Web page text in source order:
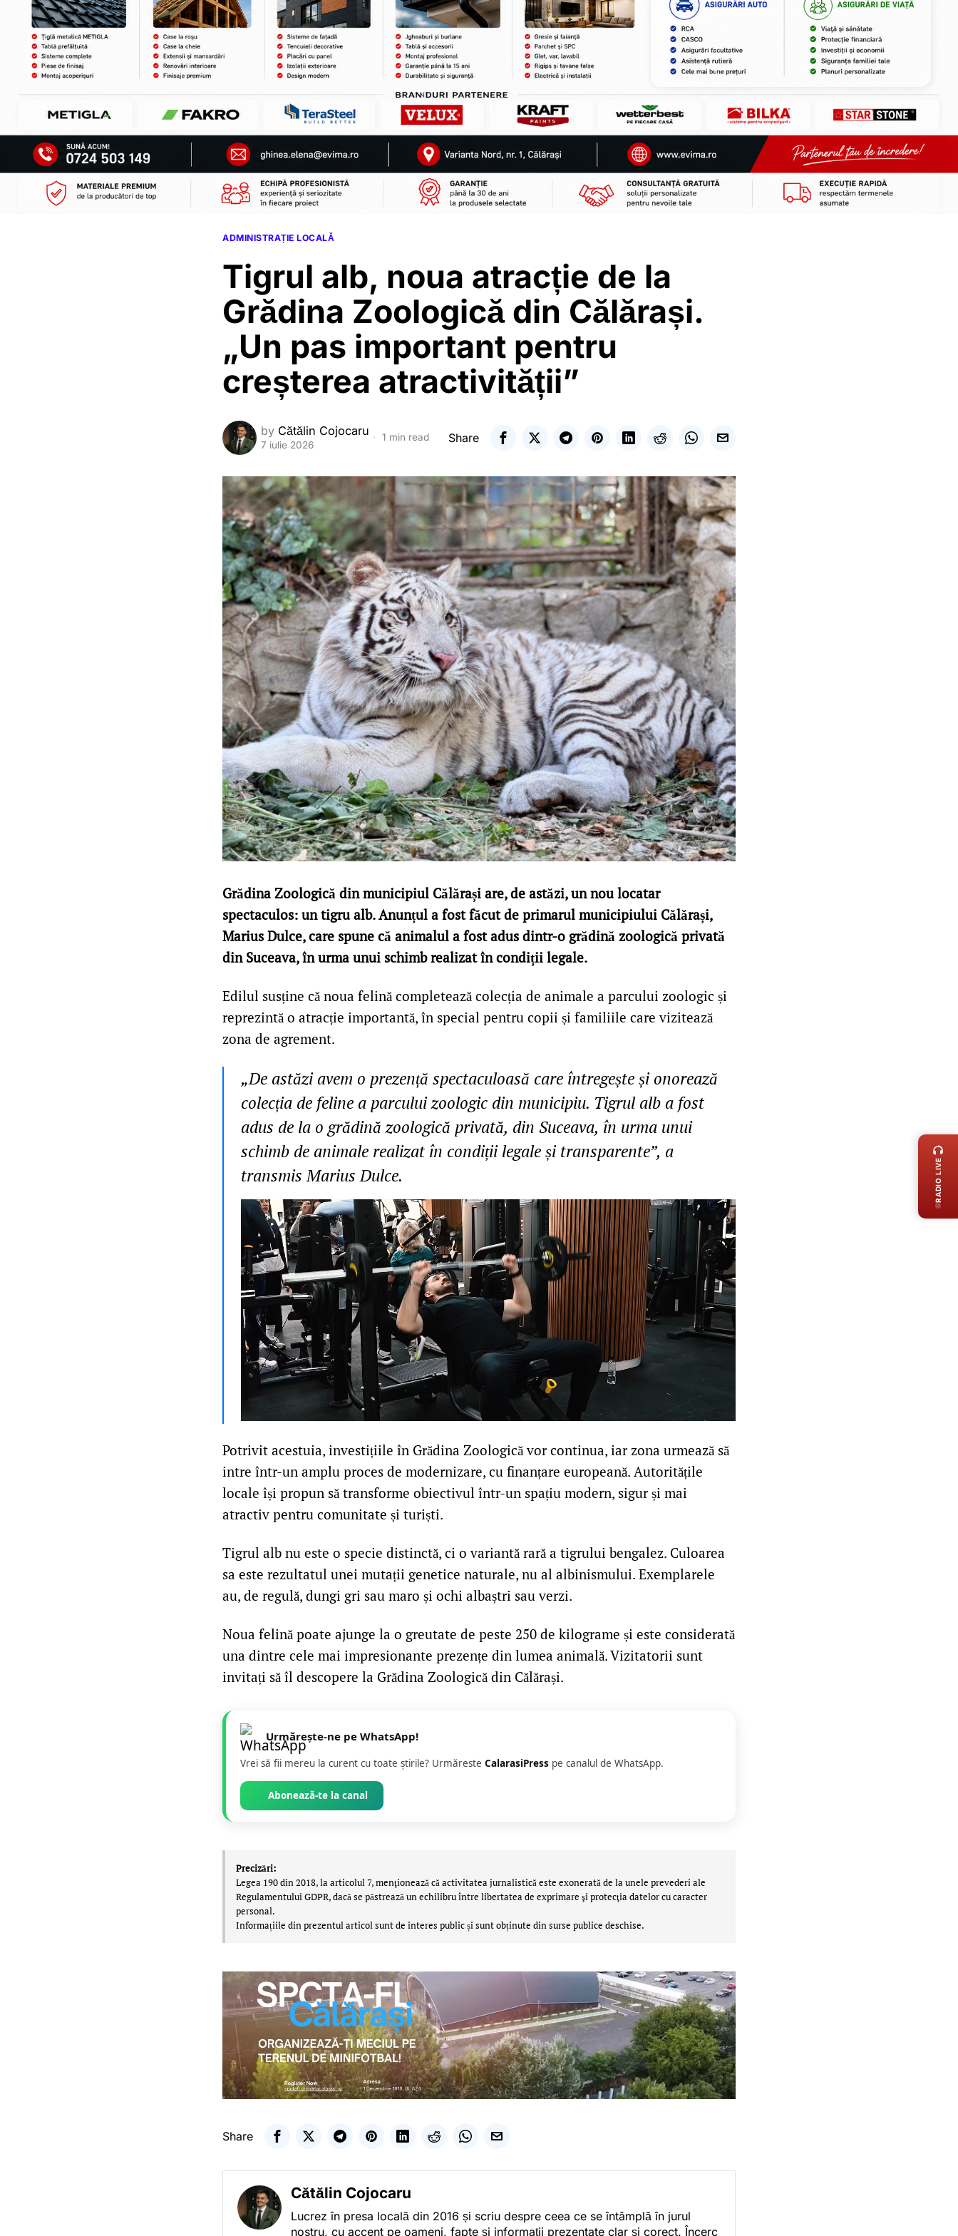
ADMINISTRAȚIE LOCALĂ
Tigrul alb, noua atracție de la
Grădina Zoologică din Călărași.
„Un pas important pentru
creșterea atractivității”
by Cătălin Cojocaru
7 iulie 2026
1 min read Share
Grădina Zoologică din municipiul Călărași are, de astăzi, un nou locatar
spectaculos: un tigru alb. Anunțul a fost făcut de primarul municipiului Călărași,
Marius Dulce, care spune că animalul a fost adus dintr-o grădină zoologică privată
din Suceava, în urma unui schimb realizat în condiții legale.
Edilul susține că noua felină completează colecția de animale a parcului zoologic și
reprezintă o atracție importantă, în special pentru copii și familiile care vizitează
zona de agrement.
„De astăzi avem o prezență spectaculoasă care întregește și onorează
colecția de feline a parcului zoologic din municipiu. Tigrul alb a fost
adus de la o grădină zoologică privată, din Suceava, în urma unui
schimb de animale realizat în condiții legale și transparente”, a
transmis Marius Dulce.
Potrivit acestuia, investițiile în Grădina Zoologică vor continua, iar zona urmează să
intre într-un amplu proces de modernizare, cu finanțare europeană. Autoritățile
locale își propun să transforme obiectivul într-un spațiu modern, sigur și mai
atractiv pentru comunitate și turiști.
Tigrul alb nu este o specie distinctă, ci o variantă rară a tigrului bengalez. Culoarea
sa este rezultatul unei mutații genetice naturale, nu al albinismului. Exemplarele
au, de regulă, dungi gri sau maro și ochi albaștri sau verzi.
Noua felină poate ajunge la o greutate de peste 250 de kilograme și este considerată
una dintre cele mai impresionante prezențe din lumea animală. Vizitatorii sunt
invitați să îl descopere la Grădina Zoologică din Călărași.
Urmărește-ne pe WhatsApp!
Vrei să fii mereu la curent cu toate știrile? Urmăreste CalarasiPress pe canalul de WhatsApp.
Abonează-te la canal
Precizări:
Legea 190 din 2018, la articolul 7, menţionează că activitatea jurnalistică este exonerată de la unele prevederi ale
Regulamentului GDPR, dacă se păstrează un echilibru între libertatea de exprimare şi protecţia datelor cu caracter
personal.
Informațiile din prezentul articol sunt de interes public și sunt obținute din surse publice deschise.
Share
Cătălin Cojocaru
Lucrez în presa locală din 2016 și scriu despre ceea ce se întâmplă în jurul
nostru, cu accent pe oameni, fapte și informații prezentate clar și corect. Încerc
RADIO LIVE